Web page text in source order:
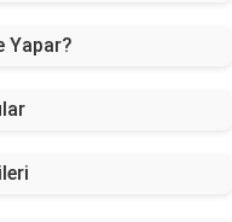
Yapar?